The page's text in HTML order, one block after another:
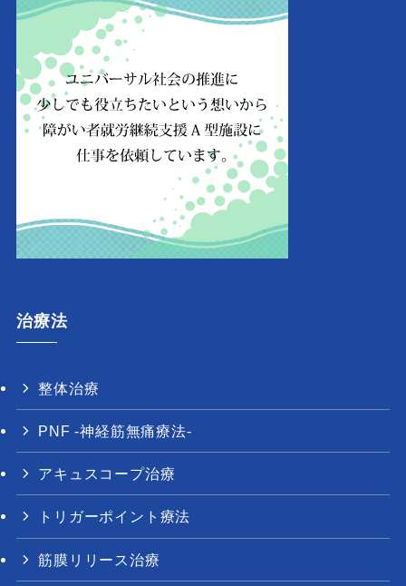
治療法
整体治療
PNF -神経筋無痛療法-
アキュスコープ治療
トリガーポイント療法
筋膜リリース治療